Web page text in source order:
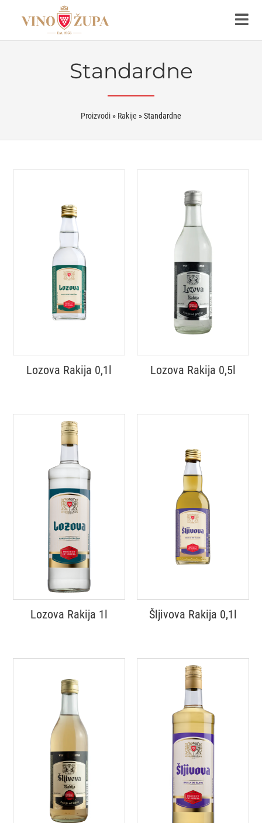
Standardne
Proizvodi » Rakije »Standardne
Lozova Rakija 0,1l Lozova Rakija 0,5l
Lozova Rakija 1l Šljivova Rakija 0,1l